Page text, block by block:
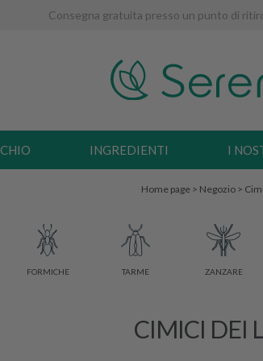
Consegna gratuita presso un punto di
INGREDIENTI I
Home page > Negozio >
FORMICHE TARME ZANZARE
CIMICI DEI